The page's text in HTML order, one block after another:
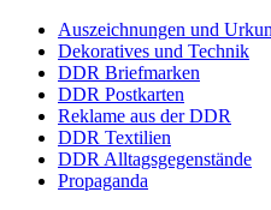
Auszeichnungen und
Dekoratives und Technik
DDR Briefmarken
DDR Postkarten
Reklame aus der DDR
DDR Textilien
DDR Alltagsgegenstände
Propaganda